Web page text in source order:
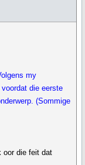
my
die eerste
(Sommige
oor die feit dat